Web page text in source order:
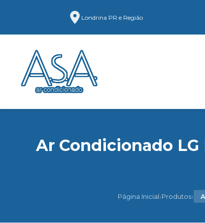
Londrina PR e Região
Ar Condicionado
Página Inicial›Produtos›